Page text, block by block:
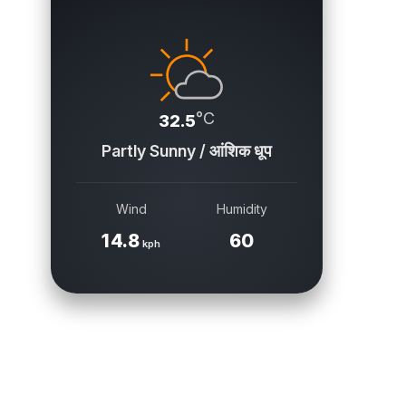
32.5°C
Partly Sunny / आंशिक धूप
Wind
14.8 kph
Humidity
60